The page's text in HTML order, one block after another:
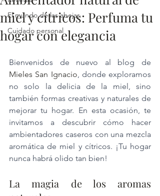
El mundo de las abejas
Cuidado personal
miel y cítricos: Perfuma tu
hogar con elegancia
Mieles San Ignacio, donde exploramos
no solo la delicia de la miel, sino
también formas creativas y naturales de
mejorar tu hogar. En esta ocasión, te
invitamos a descubrir cómo hacer
ambientadores caseros con una mezcla
aromática de miel y cítricos. ¡Tu hogar
nunca habrá olido tan bien!
La magia de los aromas